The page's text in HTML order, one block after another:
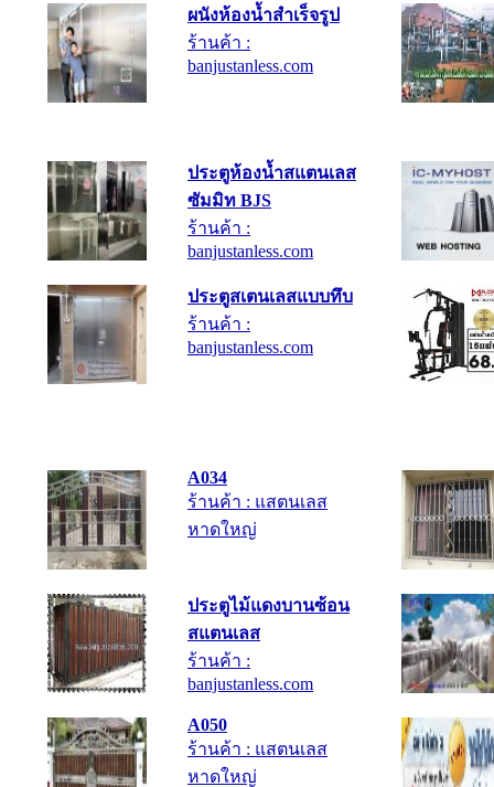
ผนังห้องน้ำสำเร็จรูป
ร้านค้า :
banjustanless.com
ประตูห้องน้ำสแตนเลส
ซัมมิท BJS
ร้านค้า :
banjustanless.com
ประตูสเตนเลสแบบทึบ
ร้านค้า :
banjustanless.com
A034
ร้านค้า : แสตนเลส
หาดใหญ่
ประตูไม้แดงบานซ้อน
สแตนเลส
ร้านค้า :
banjustanless.com
A050
ร้านค้า : แสตนเลส
หาดใหญ่